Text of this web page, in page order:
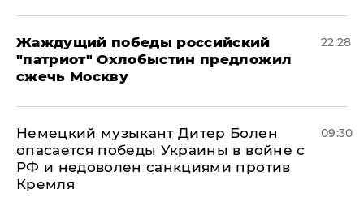
Жаждущий победы российский
"патриот" Охлобыстин предложил
сжечь Москву
22:28
Немецкий музыкант Дитер Болен
опасается победы Украины в войне с
РФ и недоволен санкциями против
Кремля
09:30